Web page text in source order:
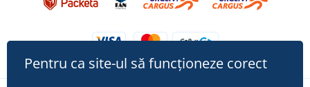
Pentru ca site-ul să funcționeze corect